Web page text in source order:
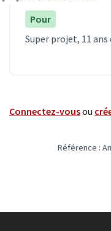
Pour
Super projet, 11
Connectez-vousou
Référence :